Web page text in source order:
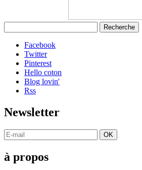
Facebook
Twitter
Pinterest
Hello coton
Blog lovin'
Rss
Newsletter
OK
à propos